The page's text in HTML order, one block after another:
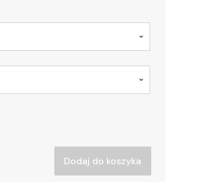
Dodaj do koszyka